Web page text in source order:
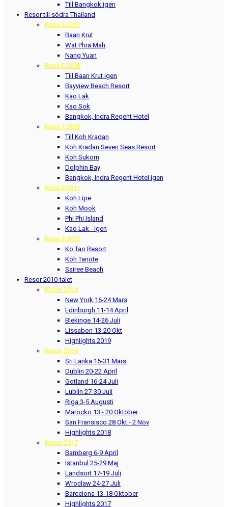
Till Bangkok igen
Resor till södra Thailand
Resa 5 2007
Baan Krut
Wat Phra Mah
Nang Yuan
Resa 6 2008
Till Baan Krut igen
Bayview Beach Resort
Kao Lak
Kao Sok
Bangkok, Indra Regent Hotel
Resa 7 2009
Till Koh Kradan
Koh Kradan Seven Seas Resort
Koh Sukorn
Dolphin Bay
Bangkok, Indra Regent Hotel igen
Resa 8 2011
Koh Lipe
Koh Mook
Phi Phi Island
Kao Lak - igen
Resa 9 2015
Ko Tao Resort
Koh Tanote
Sairee Beach
Resor 2010-talet
Resor 2019
New York 16-24 Mars
Edinburgh 11-14 April
Blekinge 14-26 Juli
Lissabon 13-20 Okt
Highlights 2019
Resor 2018
Sri Lanka 15-31 Mars
Dublin 20-22 April
Gotland 16-24 Juli
Lublin 27-30 Juli
Riga 3-5 Augusti
Marocko 13 - 20 Oktober
San Fransisco 28 Okt - 2 Nov
Highlights 2018
Resor 2017
Bamberg 6-9 April
Istanbul 25-29 Maj
Landsort 17-19 Juli
Wroclaw 24-27 Juli
Barcelona 13-18 Oktober
Highlights 2017